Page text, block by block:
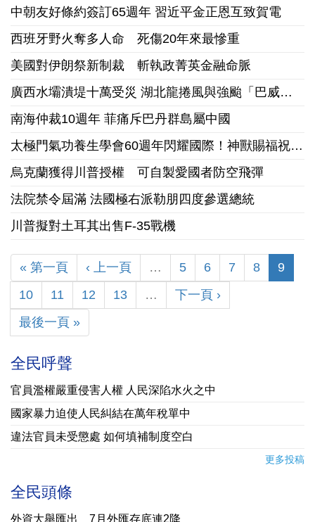
中朝友好條約簽訂65週年 習近平金正恩互致賀電
西班牙野火奪多人命 死傷20年來最慘重
美國對伊朗祭新制裁 斬執政菁英金融命脈
廣西水壩潰堤十萬受災 湖北龍捲風與強颱「巴威」接踵襲陸
南海仲裁10週年 菲痛斥巴丹群島屬中國
太極門氣功養生學會60週年閃耀國際！神獸賜福祝賀美國國慶
烏克蘭獲得川普授權 可自製愛國者防空飛彈
法院禁令屆滿 法國極右派勒朋四度參選總統
川普擬對土耳其出售F-35戰機
« 第一頁 ‹ 上一頁 … 5 6 7 8
9
10
11 12 13 …
下一頁 ›
最後一頁 »
全民呼聲
官員濫權嚴重侵害人權 人民深陷水火之中
國家暴力迫使人民糾結在萬年稅單中
違法官員未受懲處 如何填補制度空白
更多投稿
全民頭條
外資大舉匯出 7月外匯存底連2降